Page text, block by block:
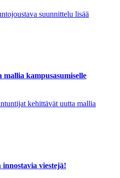
suunnittelu lisää
kampusasumiselle
kehittävät uutta mallia
viestejä!